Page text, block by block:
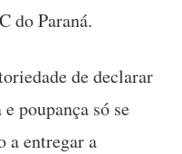
do Paraná.
de declarar
poupança só se
a entregar a